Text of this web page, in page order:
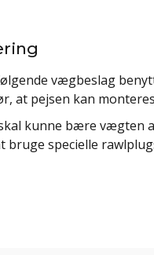
vægbeslag
at pejsen kan
kunne bære vægten
specielle